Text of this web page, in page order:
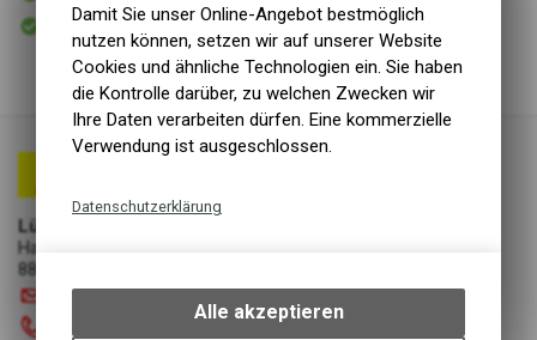
Sofort abholbar
Abholung Lüscher Motor- & Bike World
Lüscher Motor- & Bike World
Hauptstrasse 29a
8867 Niederurnen
info@luscherag.ch
Damit Sie unser Online-Angebot bestmöglich
nutzen können, setzen wir auf unserer Website
Cookies und ähnliche Technologien ein. Sie haben
die Kontrolle darüber, zu welchen Zwecken wir
Ihre Daten verarbeiten dürfen. Eine kommerzielle
Verwendung ist ausgeschlossen.
Datenschutzerklärung
bestimmte Interaktionen und
Einstellungen auf Ihrem Gerät,
Alle akzeptieren